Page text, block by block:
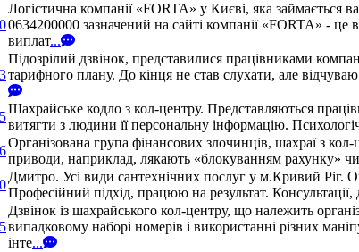
Логістична компанії «FORTA» у Києві, яка
0634200000 зазначений на сайті компанії «FORTA» - це
виплат...
Підозрілий дзвінок, представилися працівниками
тарифного плану. До кінця не став слухати, але
Шахрайське кодло з кол-центру. Представляються
витягти з людини її персональну інформацію.
Організована група фінансових злочинців, шахраї з
приводи, наприклад, лякають «блокуванням рахунку»
Дмитро. Усі види сантехнічних послуг у м.Кривий Ріг.
Професійний підхід, працюю на результат.
Дзвінок із шахрайського кол-центру, що належить
випадковому наборі номерів і використанні різних
інте...